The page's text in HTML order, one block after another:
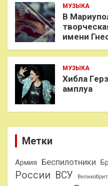
МУЗЫКА
В
имени
МУЗЫКА
Хибла
амплуа
Метки
Армия Беспилотники
России ВСУ